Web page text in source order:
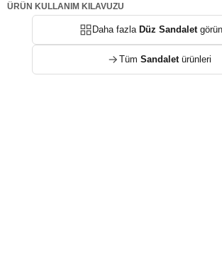
ÜRÜN KULLANIM KILAVUZU
Daha fazla Düz Sandalet
Tüm Sandaletürünleri